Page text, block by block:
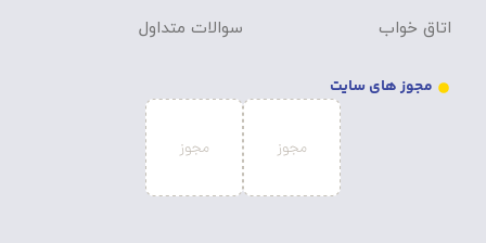
اتاق خواب
سوالات متداول
مجوز های سایت